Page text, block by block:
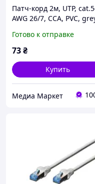
Патч-корд 2м, UTP,
AWG 26/7, CCA, PVC,
Готово к отправке
73₴
Купить
Медиа Маркет